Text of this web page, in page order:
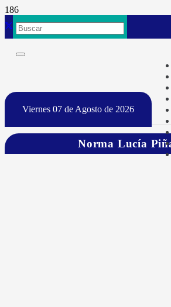
Viernes 07 de Agosto de 2026
Norma Lucía